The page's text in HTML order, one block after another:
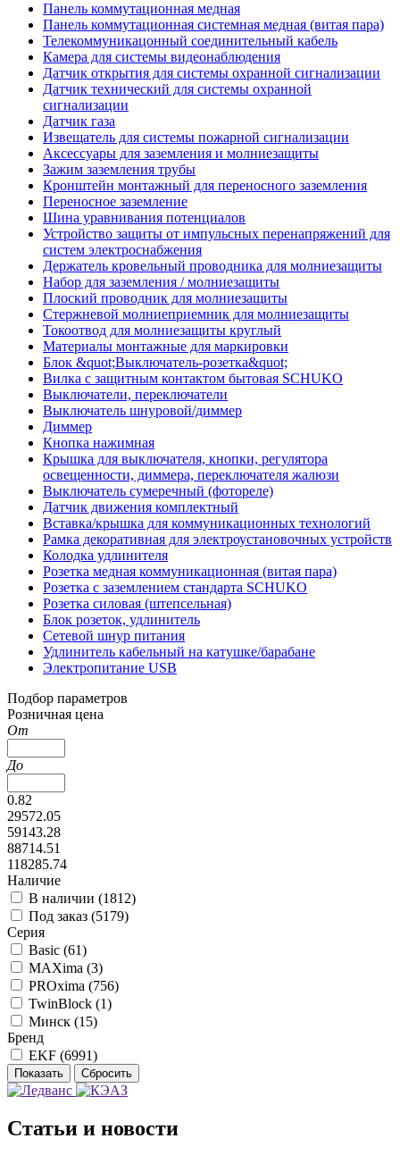
Панель коммутационная медная
Панель коммутационная системная медная (витая пара)
Телекоммуникацонный соединительный кабель
Камера для системы видеонаблюдения
Датчик открытия для системы охранной сигнализации
Датчик технический для системы охранной
сигнализации
Датчик газа
Извещатель для системы пожарной сигнализации
Аксессуары для заземления и молниезащиты
Зажим заземления трубы
Кронштейн монтажный для переносного заземления
Переносное заземление
Шина уравнивания потенциалов
Устройство защиты от импульсных перенапряжений для
систем электроснабжения
Держатель кровельный проводника для молниезащиты
Набор для заземления / молниезащиты
Плоский проводник для молниезащиты
Стержневой молниеприемник для молниезащиты
Токоотвод для молниезащиты круглый
Материалы монтажные для маркировки
Блок &quot;Выключатель-розетка&quot;
Вилка с защитным контактом бытовая SCHUKO
Выключатели, переключатели
Выключатель шнуровой/диммер
Диммер
Кнопка нажимная
Крышка для выключателя, кнопки, регулятора
освещенности, диммера, переключателя жалюзи
Выключатель сумеречный (фотореле)
Датчик движения комплектный
Вставка/крышка для коммуникационных технологий
Рамка декоративная для электроустановочных устройств
Колодка удлинителя
Розетка медная коммуникационная (витая пара)
Розетка с заземлением стандарта SCHUKO
Розетка силовая (штепсельная)
Блок розеток, удлинитель
Сетевой шнур питания
Удлинитель кабельный на катушке/барабане
Электропитание USB
Подбор параметров
Розничная цена
От
До
0.82
29572.05
59143.28
88714.51
118285.74
Наличие
В наличии (1812)
Под заказ (5179)
Серия
Basic (61)
MAXima (3)
PROxima (756)
TwinBlock (1)
Минск (15)
Бренд
EKF (6991)
Статьи и новости